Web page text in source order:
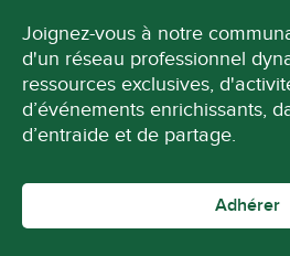
Joignez-vous à notre
d'un réseau professionnel
ressources exclusives,
d’événements enrichissants,
d’entraide et de partage.
Adhérer